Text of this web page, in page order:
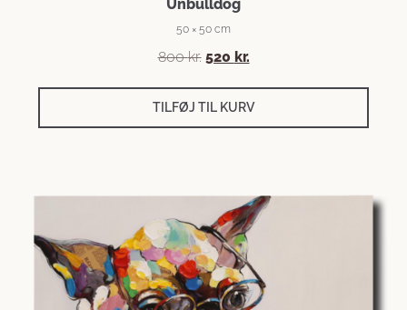
Unbulldog
50 × 50 cm
800kr. 520 kr.
TILFØJ TIL KURV